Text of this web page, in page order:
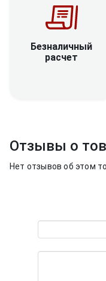
Безналичный
расчет
Отзывы о
Нет отзывов об этом